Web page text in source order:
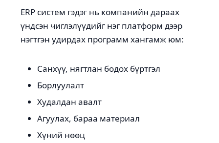
ERP систем гэдэг нь компанийн дараах
үндсэн чиглэлүүдийг нэг платформ дээр
нэгтгэн удирдах программ хангамж юм:
Санхүү, нягтлан бодох бүртгэл
Борлуулалт
Худалдан авалт
Агуулах, бараа материал
Хүний нөөц